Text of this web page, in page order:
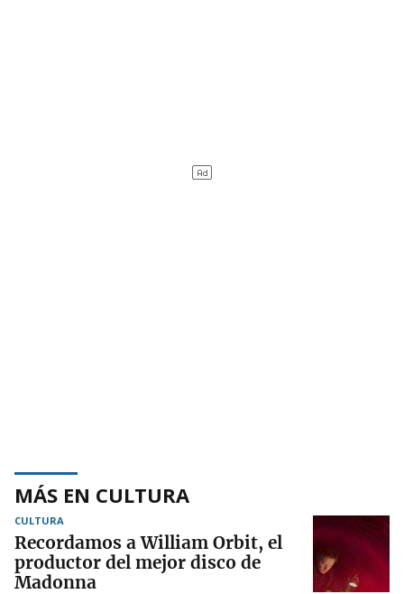
MÁS EN CULTURA
CULTURA
Recordamos a William Orbit, el
productor del mejor disco de
Madonna